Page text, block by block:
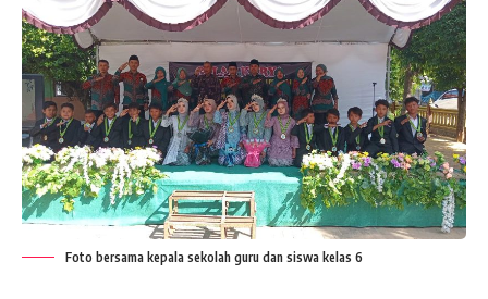
Foto bersama kepala sekolah guru dan siswa kelas 6